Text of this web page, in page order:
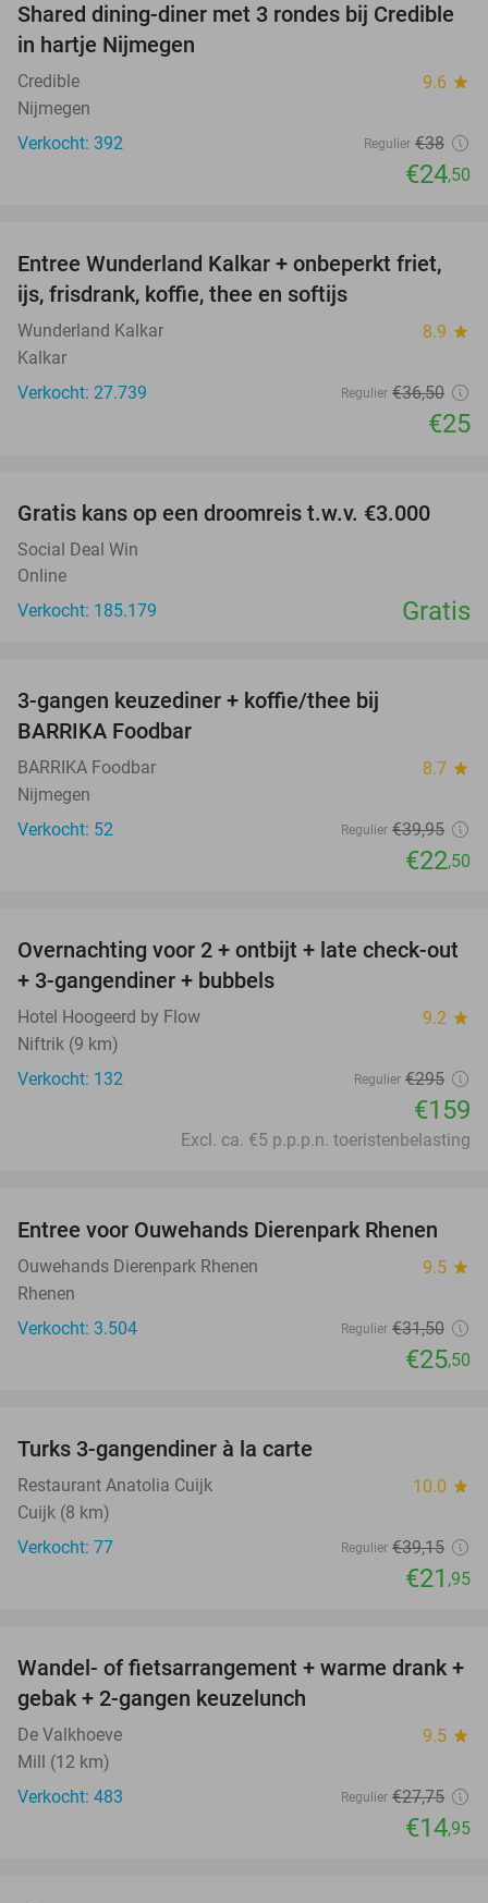
36%
Shared dining-diner met 3 rondes bij Credible
in hartje Nijmegen
Credible 9.6 star
Nijmegen
Verkocht: 392
Regulier €38
€24,50
32%
Entree Wunderland Kalkar + onbeperkt friet,
ijs, frisdrank, koffie, thee en softijs
Wunderland Kalkar 8.9 star
Kalkar
Verkocht: 27.739
Regulier €36,50
€25
Gratis kans op een droomreis t.w.v. €3.000
Social Deal Win
Online
Verkocht: 185.179
Gratis
3-gangen keuzediner + koffie/thee bij
BARRIKA Foodbar
BARRIKA Foodbar 8.7 star
Nijmegen
Verkocht: 52
Regulier €39,95
€22,50
46%
Overnachting voor 2 + ontbijt + late check-out
+ 3-gangendiner + bubbels
Hotel Hoogeerd by Flow 9.2 star
Niftrik (9 km)
Verkocht: 132
Regulier €295
€159
Excl. ca. €5 p.p.p.n. toeristenbelasting
19%
Entree voor Ouwehands Dierenpark Rhenen
Ouwehands Dierenpark Rhenen 9.5 star
Rhenen
Verkocht: 3.504
Regulier €31,50
€25,50
Turks 3-gangendiner à la carte
Restaurant Anatolia Cuijk 10.0 star
Cuijk (8 km)
Verkocht: 77
Regulier €39,15
€21 ,95
46%
Wandel- of fietsarrangement + warme drank +
gebak + 2-gangen keuzelunch
De Valkhoeve 9.5 star
Mill (12 km)
Verkocht: 483
Regulier €27,75
€14,95